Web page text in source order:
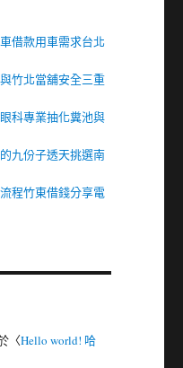
借款用車需求台北
竹北當舖安全三重
科專業抽化糞池與
九份子透天挑選南
程竹東借錢分享電
〈Hello world! 哈